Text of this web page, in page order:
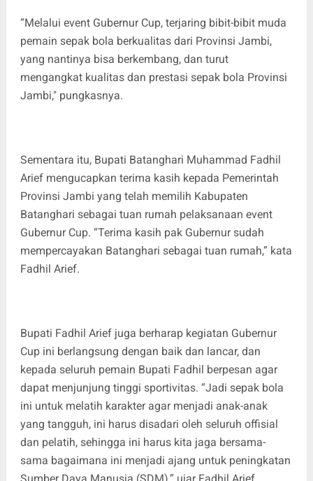
“Melalui event Gubernur Cup, terjaring bibit-bibit muda
pemain sepak bola berkualitas dari Provinsi Jambi,
yang nantinya bisa berkembang, dan turut
mengangkat kualitas dan prestasi sepak bola Provinsi
Jambi," pungkasnya.
Sementara itu, Bupati Batanghari Muhammad Fadhil
Arief mengucapkan terima kasih kepada Pemerintah
Provinsi Jambi yang telah memilih Kabupaten
Batanghari sebagai tuan rumah pelaksanaan event
Gubernur Cup. “Terima kasih pak Gubernur sudah
mempercayakan Batanghari sebagai tuan rumah,” kata
Fadhil Arief.
Bupati Fadhil Arief juga berharap kegiatan Gubernur
Cup ini berlangsung dengan baik dan lancar, dan
kepada seluruh pemain Bupati Fadhil berpesan agar
dapat menjunjung tinggi sportivitas. “Jadi sepak bola
ini untuk melatih karakter agar menjadi anak-anak
yang tangguh, ini harus disadari oleh seluruh offisial
dan pelatih, sehingga ini harus kita jaga bersama-
sama bagaimana ini menjadi ajang untuk peningkatan